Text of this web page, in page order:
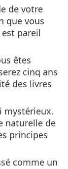
de votre
que vous
pareil
êtes
cinq ans
des livres
mystérieux.
naturelle de
principes
comme un